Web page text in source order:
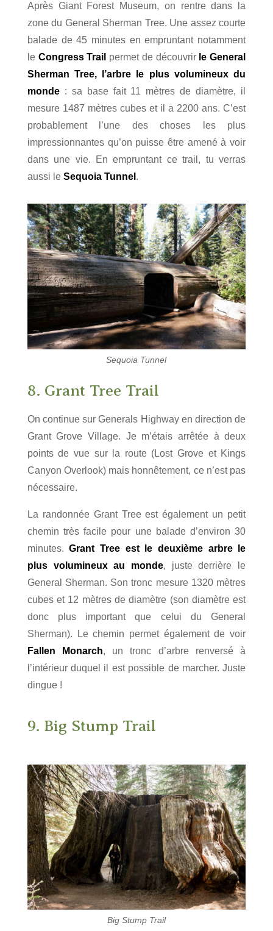
Après Giant Forest Museum, on rentre dans la
zone du General Sherman Tree. Une assez courte
balade de 45 minutes en empruntant notamment
le Congress Trail permet de découvrir le General
Sherman Tree, l’arbre le plus volumineux du
monde: sa base fait 11 mètres de diamètre, il
mesure 1487 mètres cubes et il a 2200 ans. C’est
probablement l’une des choses les plus
impressionnantes qu’on puisse être amené à voir
dans une vie. En empruntant ce trail, tu verras
aussi le Sequoia Tunnel .
Sequoia Tunnel
8. Grant Tree Trail
On continue sur Generals Highway en direction de
Grant Grove Village. Je m’étais arrêtée à deux
points de vue sur la route (Lost Grove et Kings
Canyon Overlook) mais honnêtement, ce n’est pas
nécessaire.
La randonnée Grant Tree est également un petit
chemin très facile pour une balade d’environ 30
minutes.Grant Tree est le deuxième arbre le
plus volumineux au monde, juste derrière le
General Sherman. Son tronc mesure 1320 mètres
cubes et 12 mètres de diamètre (son diamètre est
donc plus important que celui du General
Sherman). Le chemin permet également de voir
Fallen Monarch, un tronc d’arbre renversé à
l’intérieur duquel il est possible de marcher. Juste
dingue !
9. Big Stump Trail
Big Stump Trail